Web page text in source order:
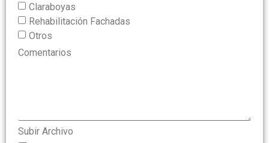
Claraboyas
Rehabilitación Fachadas
Otros
Comentarios
Subir Archivo